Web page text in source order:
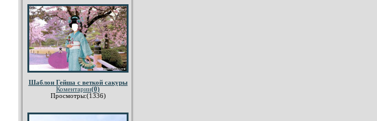
Шаблон Гейша с веткой сакуры
Коментарии(0)
Просмотры:(1336)